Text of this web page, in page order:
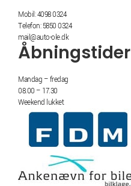
Mobil: 4098 0324
Telefon: 5850 0324
mail@auto-ole.dk
Åbningstider
Mandag – fredag
08.00 – 17.30
Weekend lukket